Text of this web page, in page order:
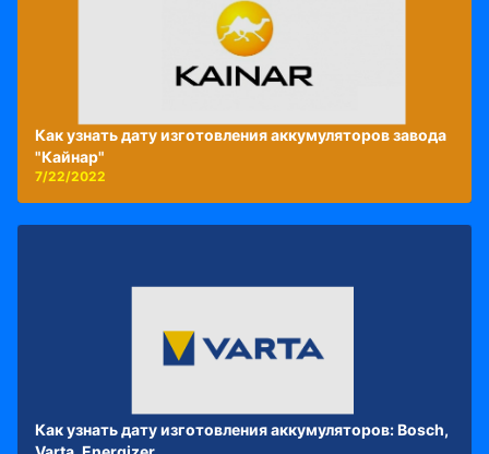
Как узнать дату изготовления аккумуляторов завода
"Кайнар"
7/22/2022
Как узнать дату изготовления аккумуляторов: Bosch,